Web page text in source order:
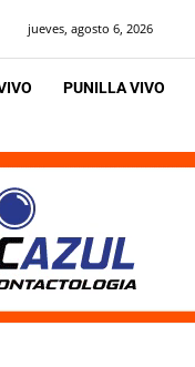
jueves, agosto 6, 2026
PUNILLA VIVO